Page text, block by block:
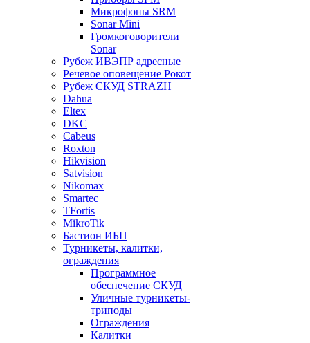
Микрофоны SRM
Sonar Mini
Громкоговорители
Sonar
Рубеж ИВЭПР адресные
Речевое оповещение Рокот
Рубеж СКУД STRAZH
Dahua
Eltex
DKC
Cabeus
Roxton
Hikvision
Satvision
Nikomax
Smartec
TFortis
MikroTik
Бастион ИБП
Турникеты, калитки,
ограждения
Программное
обеспечение СКУД
Уличные турникеты-
триподы
Ограждения
Калитки